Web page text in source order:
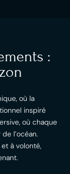
:
où la
inspiré
où chaque
l’océan.
à volonté,